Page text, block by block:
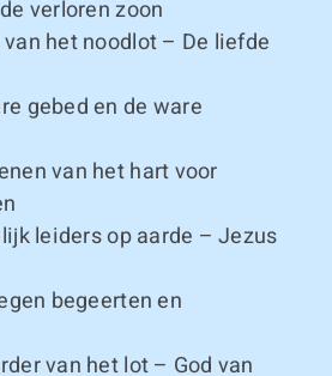
verloren zoon
het noodlot – De liefde
gebed en de ware
van het hart voor
leiders op aarde – Jezus
begeerten en
van het lot – God van